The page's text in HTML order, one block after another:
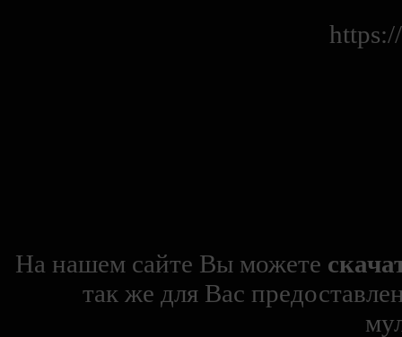
На нашем сайте Вы можете
так же для Вас